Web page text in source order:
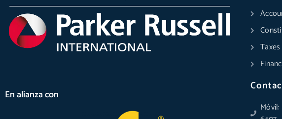
En alianza con
Taxes